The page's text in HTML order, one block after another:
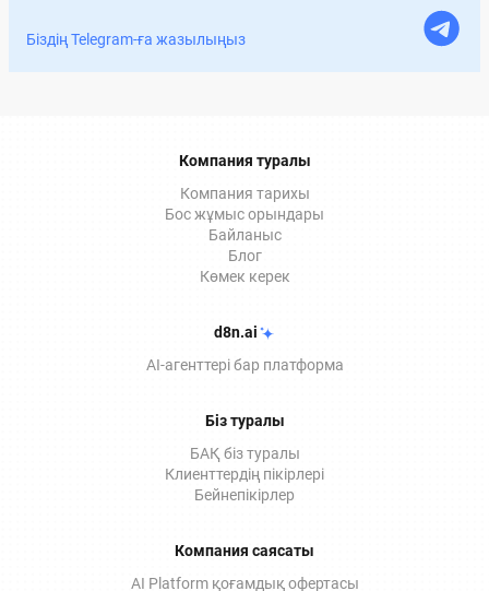
рәсімдей аламыз. Мақалада ЭЦҚ-ның құжаттарға
Біздің Telegram-ға жазылыңыз
Компания туралы
Компания тарихы
Бос жұмыс орындары
Байланыс
Блог
Көмек керек
d8n.ai
AI-агенттері бар платформа
Біз туралы
БАҚ біз туралы
Клиенттердің пікірлері
Бейнепікірлер
Компания саясаты
AI Platform қоғамдық офертасы